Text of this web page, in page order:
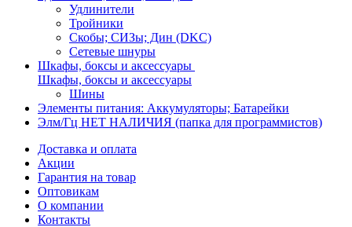
Удлинители
Тройники
Скобы; СИЗы; Дин (DKC)
Сетевые шнуры
Шкафы, боксы и аксессуары
Шкафы, боксы и аксессуары
Шины
Элементы питания: Аккумуляторы; Батарейки
Элм/Гц НЕТ НАЛИЧИЯ (папка для программистов)
Доставка и оплата
Акции
Гарантия на товар
Оптовикам
О компании
Контакты